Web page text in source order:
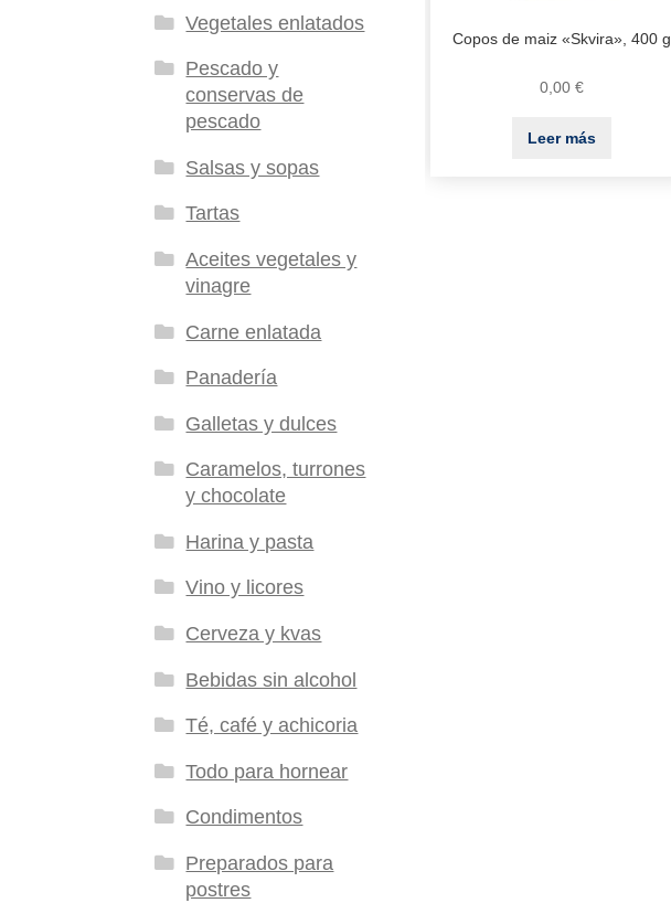
Copos de maiz «Skvira», 400 g
0,00 €
Leer más
Vegetales enlatados
Pescado y
conservas de
pescado
Salsas y sopas
Tartas
Aceites vegetales y
vinagre
Carne enlatada
Panadería
Galletas y dulces
Caramelos, turrones
y chocolate
Harina y pasta
Vino y licores
Cerveza y kvas
Bebidas sin alcohol
Té, café y achicoria
Todo para hornear
Condimentos
Preparados para
postres